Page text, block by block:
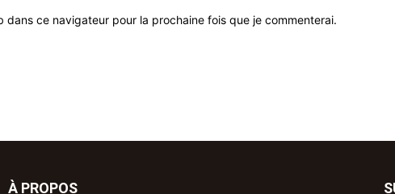
dans ce navigateur pour la prochaine fois que je commenterai.
À PROPOS